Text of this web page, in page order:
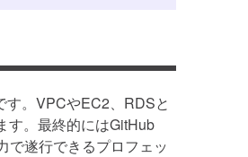
す。VPCやEC2、RDSと
す。最終的にはGitHub
で遂行できるプロフェッ